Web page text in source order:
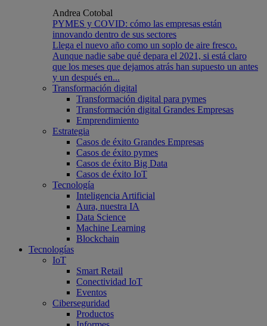
Andrea Cotobal
PYMES y COVID: cómo las empresas están
innovando dentro de sus sectores
Llega el nuevo año como un soplo de aire fresco.
Aunque nadie sabe qué depara el 2021, si está claro
que los meses que dejamos atrás han supuesto un antes
y un después en...
Transformación digital
Transformación digital para pymes
Transformación digital Grandes Empresas
Emprendimiento
Estrategia
Casos de éxito Grandes Empresas
Casos de éxito pymes
Casos de éxito Big Data
Casos de éxito IoT
Tecnología
Inteligencia Artificial
Aura, nuestra IA
Data Science
Machine Learning
Blockchain
Tecnologías
IoT
Smart Retail
Conectividad IoT
Eventos
Ciberseguridad
Productos